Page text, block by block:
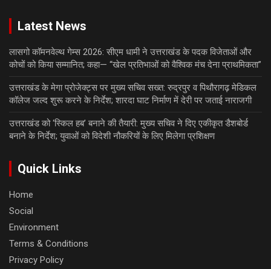
Latest News
लासगो कॉमनवेल्थ गेम्स 2026: सीएम धामी ने उत्तराखंड के पदक विजेताओं और
कोचों को किया सम्मानित; कहा— “खेल प्रतिभाओं को वैश्विक मंच देना प्राथमिकता”
उत्तराखंड के मेगा प्रोजेक्ट्स पर मुख्य सचिव सख्त: रुद्रपुर व पिथौरागढ़ मेडिकल
कॉलेज जल्द शुरू करने के निर्देश; शारदा घाट निर्माण में देरी पर जताई नाराजगी
उत्तराखंड को ‘स्किल हब’ बनाने की तैयारी: मुख्य सचिव ने दिए एकीकृत डैशबोर्ड
बनाने के निर्देश; युवाओं को विदेशी नौकरियों के लिए मिलेगा प्रशिक्षण
Quick Links
Home
Social
Environment
Terms & Conditions
Privacy Policy